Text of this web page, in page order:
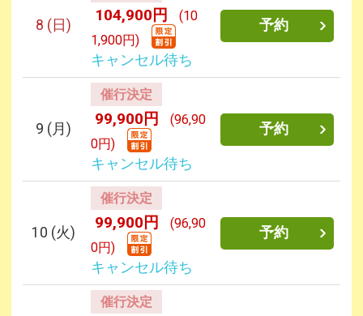
8 (日)
104,900円
(10
1,900円)
キャンセル待ち
予約
9 (月)
催行決定
99,900円
(96,90
0円)
キャンセル待ち
予約
10 (火)
催行決定
99,900円
(96,90
0円)
キャンセル待ち
予約
催行決定